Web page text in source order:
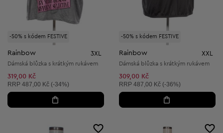
-50% s kódem FESTIVE
Rainbow 3XL
Dámská blůzka s krátkým rukávem
319,00 Kč
Doporučená cena:
RRP 487,00 Kč (-34%)
-50% s kódem FESTIVE
Rainbow XXL
Dámská blůzka s krátkým rukávem
309,00 Kč
Doporučená cena:
RRP 487,00 Kč (-36%)